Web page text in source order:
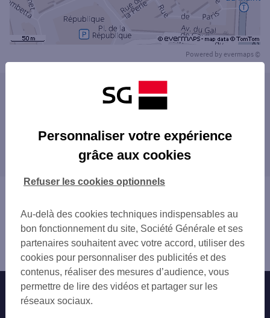
Rechercher
Powered by evermaps ©
Les agences SG ENTREPRISE dans les villes à
Les agences SG ENTREPRISE dans les
départements limitrophes
37 INDRE-ET-LOIRE
49 MAINE-ET-LOIRE
53 MAYENNE
61 ORNE
Sarthe
Nos engagements Nous contacter
Personnaliser votre expérience
grâce aux cookies
Au-delà des cookies techniques indispensables au
bon fonctionnement du site, Société Générale et ses
partenaires souhaitent avec votre accord, utiliser des
cookies pour personnaliser des publicités et des
contenus, réaliser des mesures d’audience, vous
permettre de lire des vidéos et partager sur les
réseaux sociaux.
Refuser les cookies optionnels